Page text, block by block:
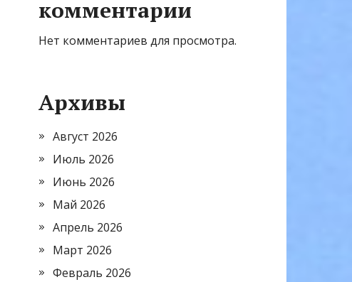
комментарии
Нет комментариев для просмотра.
Архивы
Август 2026
Июль 2026
Июнь 2026
Май 2026
Апрель 2026
Март 2026
Февраль 2026